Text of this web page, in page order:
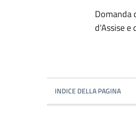
Domanda
d'Assise e
INDICE DELLA PAGINA